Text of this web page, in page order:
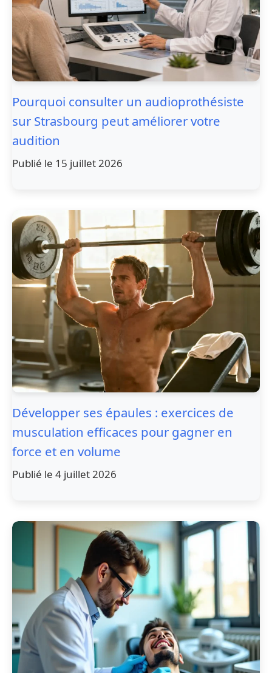
Pourquoi consulter un audioprothésiste
sur Strasbourg peut améliorer votre
audition
Publié le 15 juillet 2026
Développer ses épaules : exercices de
musculation efficaces pour gagner en
force et en volume
Publié le 4 juillet 2026